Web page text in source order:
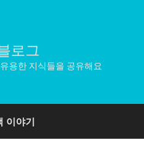
로그
용한 지식들을 공유해요
content
이야기